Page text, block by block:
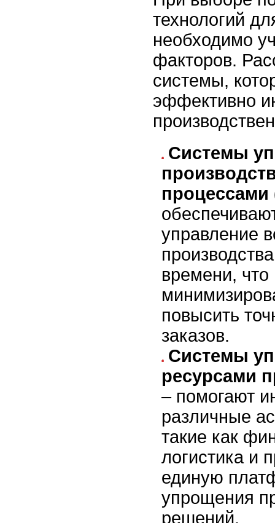
технологий
необходимо
факторов.
системы,
эффективно
Системы
процессами
управление
времени, что
повысить
заказов.
Системы
ресурсами
– помогают
различные
такие как
логистика и
единую
упрощения
решений.